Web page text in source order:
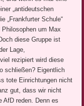
„antideutschen
„Frankfurter Schule“
um Max
diese Gruppe ist
Lage,
rezipiert wird diese
schließen? Eigentlich
tote Einrichtungen nicht
gut, dass wir nicht
AfD reden. Denn es